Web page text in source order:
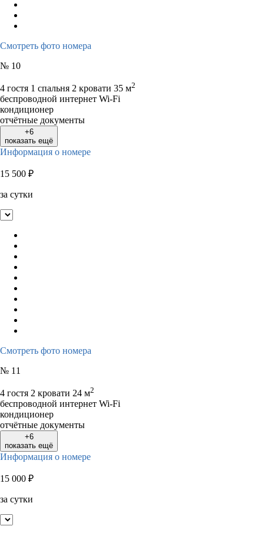
Смотреть фото номера
№ 10
4 гостя 1 спальня 2 кровати 35 м2
беспроводной интернет Wi-Fi
кондиционер
отчётные документы
+6
показать ещё
Информация о номере
15 500 ₽
за сутки
Смотреть фото номера
№ 11
4 гостя 2 кровати 24 м2
беспроводной интернет Wi-Fi
кондиционер
отчётные документы
+6
показать ещё
Информация о номере
15 000 ₽
за сутки